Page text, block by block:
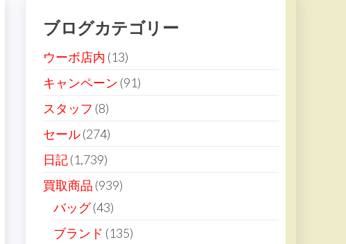
ブログカテゴリー
ウーボ店内 (13)
キャンペーン (91)
スタッフ (8)
セール(274)
日記(1,739)
買取商品 (939)
バッグ(43)
ブランド (135)